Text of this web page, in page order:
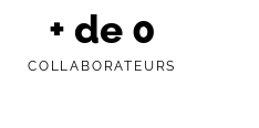
+ de 0
COLLABORATEURS